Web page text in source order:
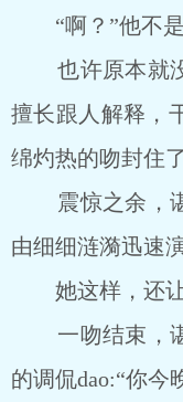
“啊？”他不是
也许原本就没
擅长跟人解释，
绵灼热的吻封住
震惊之余，谌
由细细涟漪迅速
她这样，还让
一吻结束，谌
的调侃dao:“你今